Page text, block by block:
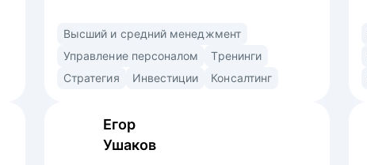
Профессиональный управленец,
преподаватель и консультант. Использую
в найме. Знаю ожидания рекрутеров,
компаний. • Выстраиваю сторителлинг
в резюме и самопрезентации для раскрытия
Высший и средний менеджмент
Управление персоналом
Тренинги
Стратегия
Инвестиции Консалтинг
Егор
Ушаков